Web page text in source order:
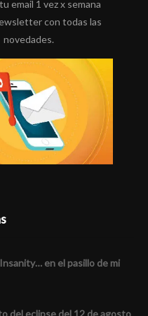
email 1 vez x semana
con todas las
novedades.
en el pasillo de mi
del eclipse del 12 de agosto